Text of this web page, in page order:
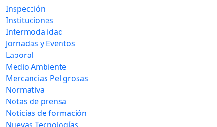
Inspección
Instituciones
Intermodalidad
Jornadas y Eventos
Laboral
Medio Ambiente
Mercancias Peligrosas
Normativa
Notas de prensa
Noticias de formación
Nuevas Tecnologías